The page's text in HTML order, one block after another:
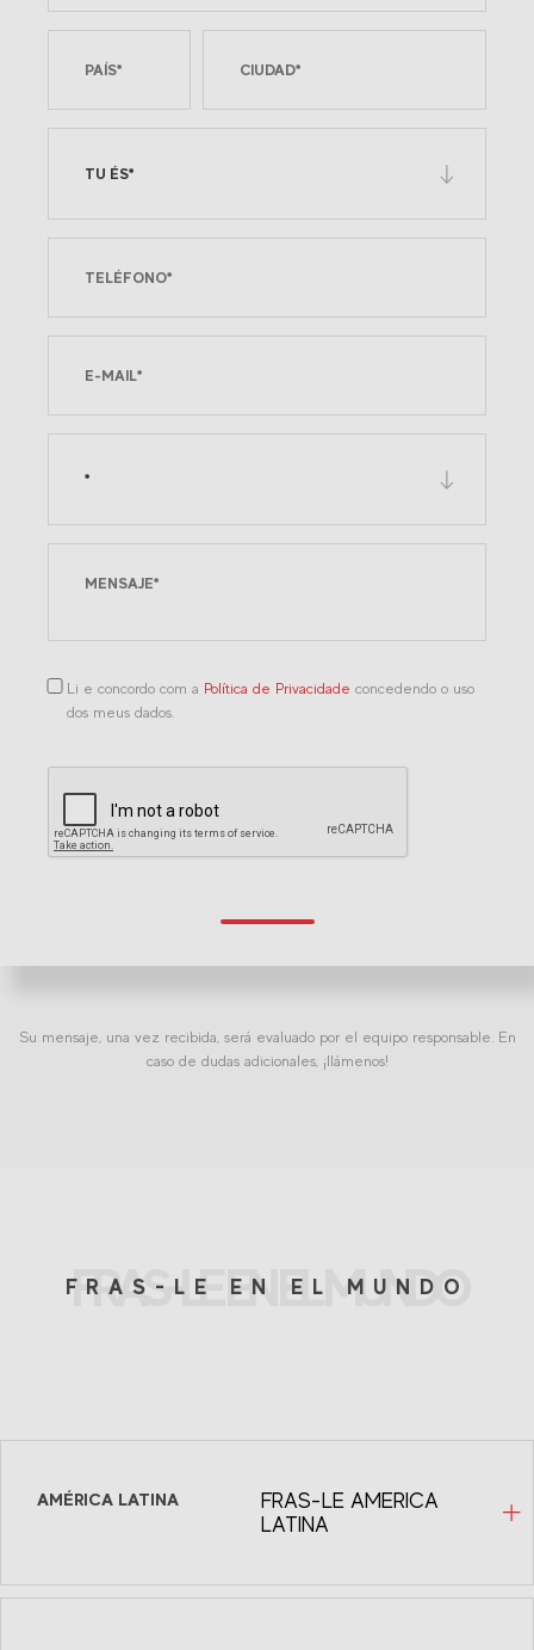
TU ÉS*
*
Li e concordo com a Política de Privacidade concedendo o uso
dos meus dados.
Su mensaje, una vez recibida, será evaluado por el equipo responsable. En
caso de dudas adicionales, ¡llámenos!
FRAS-LE EN EL MUNDO
FRAS-LE EN EL MUNDO
AMÉRICA LATINA
FRAS-LE AMERICA
LATINA